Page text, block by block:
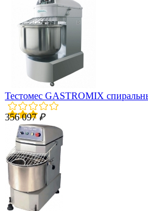
Тестомес GASTROMIX
356 097₽